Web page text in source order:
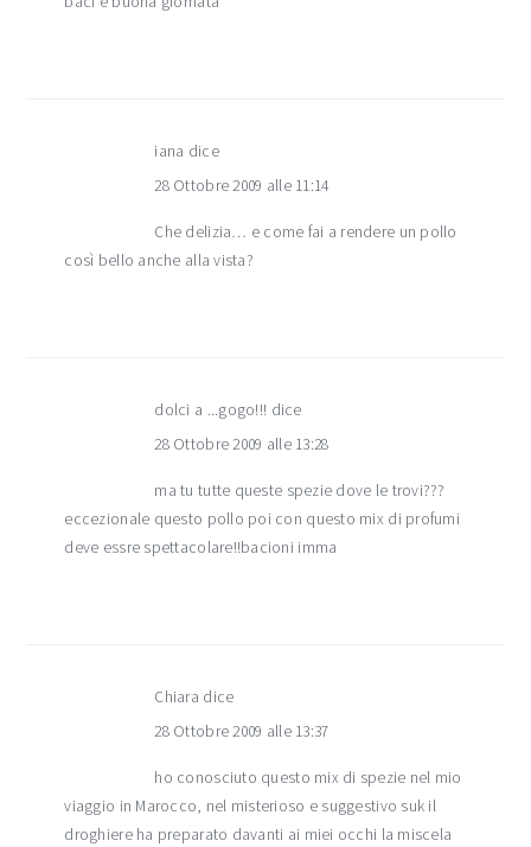
iana dice
28 Ottobre 2009 alle 11:14
Che delizia… e come fai a rendere un pollo
così bello anche alla vista?
dolci a ...gogo!!! dice
28 Ottobre 2009 alle 13:28
ma tu tutte queste spezie dove le trovi???
eccezionale questo pollo poi con questo mix di profumi
deve essre spettacolare!!bacioni imma
Chiara dice
28 Ottobre 2009 alle 13:37
ho conosciuto questo mix di spezie nel mio
viaggio in Marocco, nel misterioso e suggestivo suk il
droghiere ha preparato davanti ai miei occhi la miscela